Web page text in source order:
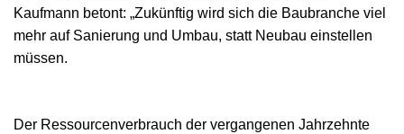
Kaufmann betont: „Zukünftig wird sich die Baubranche viel
mehr auf Sanierung und Umbau, statt Neubau einstellen
müssen.
Der Ressourcenverbrauch der vergangenen Jahrzehnte